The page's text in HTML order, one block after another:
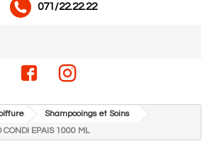
071/22.22.22
Shampooings et Soins
CONDI EPAIS 1000 ML